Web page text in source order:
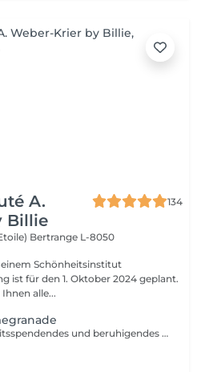
A.
Billie
134
Bertrange L-8050
Schönheitsinstitut
ist für den 1. Oktober 2024 geplant.
alle...
Ein luxuriöses, feuchtigkeitsspendendes und beruhigendes Ritual für den Körper, das individuell an die Bedürfnisse der Haut angepasst werden kann. Die Linie basiert auf Granatapfel, einen fantastischen Inhaltsstoff, beruhigend und antioxidativ. Das Ergebnis verspricht Zellerneuerung, Vitalität und Feuchtigkeit! GRANATAPFEL-KÖRPERPEELING: Genießen Sie zusammen mit dem Puder- und Creme-Körperpeeling ein 45-minütiges Ganzkörper-Peeling-Ritual. GRANATAPFEL-KÖRPERMASSAGE: Im Liegen massieren, dann im Liegen mit der sensorischen Massagecreme. Dieses Ritual dauert 45 Minuten. GRANATAPFEL-KÖRPERPACKUNG: Die Packung wird mit sanften Bewegungen aufgetragen und 20 Minuten einwirken gelassen, bevor das Produkt einmassiert wird durch eine tolle Massage. Dieses Ritual dauert 60 Minuten. POMEGRANATE RED SERENITY: Ein köstliches 90-minütiges Ritual, das die Kraft von Granatapfelkernen mit der kraftvollen feuchtigkeitsspendenden Wirkung von der Creme kombiniert. POMEGRANATE SWEET COCOON: Tauchen Sie 90 Minuten lang in die Welt von Pomegranate Sperience ein mit diesem kompletten Ritual inklusive Peeling, Massage und Packung.